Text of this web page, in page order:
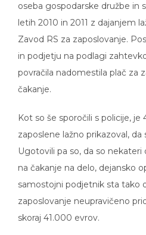
oseba gospodarske družbe in
letih 2010 in 2011 z dajanjem
Zavod RS za zaposlovanje.
in podjetju na podlagi
povračila nadomestila plač za
čakanje.
Kot so še sporočili s policije,
zaposlene lažno prikazoval, da
Ugotovili pa so, da so nekateri
na čakanje na delo, dejansko
samostojni podjetnik sta tako
zaposlovanje neupravičeno
skoraj 41.000 evrov.